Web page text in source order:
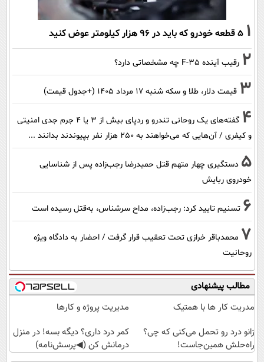
1 ۵ قطعه خودرو که باید در ۹۶ هزار کیلومتر عوض کنید
2 رقیب آینده F-35 چه مشخصاتی دارد؟
3 قیمت دلار، طلا و سکه شنبه ۱۷ مرداد ۱۴۰۵ (+جدول قیمت)
4
گفته‌های یک روحانی تندرو و ردپای بیش از ۳ یا ۴ جرم جدی امنیتی
و کیفری / آن‌هایی که می‌خواهند به ۲۵۰ هزار نفر بپیوندند بدانند ...
5 دستگیری چهار متهم قتل حمیدرضا رجب‌زاده پس از شناسایی
خودروی ربایش
6 تسنیم تایید کرد: رجب‌زاده، مداح سرشناس، به‌قتل رسیده است
7 محمدباقر خرازی تحت تعقیب قرار گرفت / احضار به دادگاه ویژه
روحانیت
مطالب پیشنهادی
مدریت کار ها با همتیک
مدیریت پروژه و کارها
زانو درد رو تحمل می‌کنی که چی؟
راه‌حلش همین‌جاست!
کمر درد داری؟ دیگه بسه! در منزل
درمانش کن (◀پرسش‌نامه)